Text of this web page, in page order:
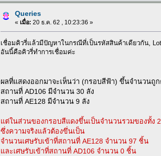
Queries
« เมื่อ: 20 ธ.ค. 62 , 10:23:36 »
เชื่อมคิวรี่แล้วมีปัญหาในกรณีที่เป็นรหัสสินค้าเดียวกัน,
อันนี้คือคิวรี่ทำการเชื่อมค่ะ
ผลที่แสดงออกมาจะเห็นว่า (กรอบสีฟ้า) ขึ้นจำนวนถู
สถานที่ AD106 มีจำนวน 30 ลัง
สถานที่ AE128 มีจำนวน 9 ลัง
แต่ในส่วนของกรอบสีแดงขึ้นเป็นจำนวนรวมของทั้ง
ซึ่งความจริงแล้วต้องขึ่นเป็น
จำนวนเศษรับเข้าที่สถานที่ AE128 จำนวน 97 ชิ้น
และเศษรับเข้าที่สถานที่ AD106 จำนวน 0 ชิ้น